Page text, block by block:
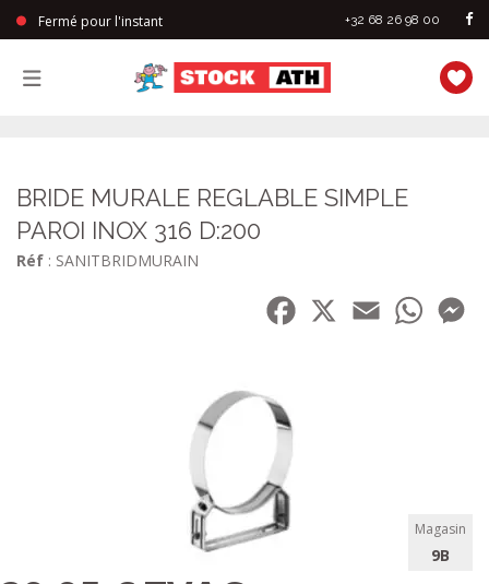
Fermé pour l'instant +32 68 26 98 00
BRIDE MURALE REGLABLE SIMPLE
PAROI INOX 316 D:200
Réf : SANITBRIDMURAIN
Facebook
Email
Magasin
9B